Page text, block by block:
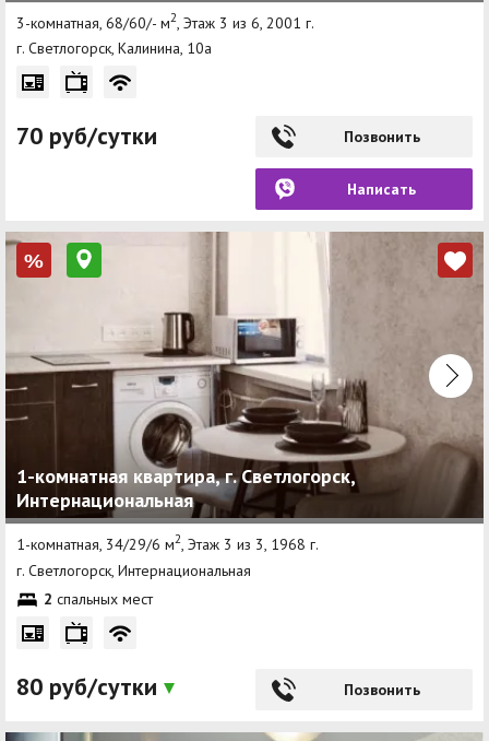
3-комнатная, 68/60/- м2 , Этаж 3 из 6, 2001 г.
г. Светлогорск, Калинина, 10а
70 руб/сутки Позвонить
Написать
%
1-комнатная квартира, г. Светлогорск,
Интернациональная
1-комнатная, 34/29/6 м2, Этаж 3 из 3, 1968 г.
г. Светлогорск, Интернациональная
2 спальных мест
80 руб/сутки Позвонить